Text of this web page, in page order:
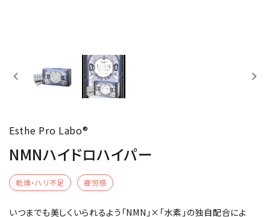
Esthe Pro Labo®
NMNハイドロハイパー
乾燥・ハリ不足 疲労感
いつまでも美しくいられるよう「NMN」×「水素」の独自配合によ